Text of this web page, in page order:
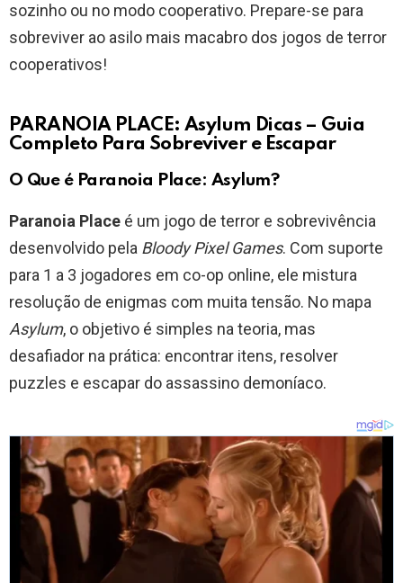
sozinho ou no modo cooperativo. Prepare-se para
sobreviver ao asilo mais macabro dos jogos de terror
cooperativos!
PARANOIA PLACE: Asylum Dicas – Guia
Completo Para Sobreviver e Escapar
O Que é Paranoia Place: Asylum?
Paranoia Place é um jogo de terror e sobrevivência
desenvolvido pela Bloody Pixel Games. Com suporte
para 1 a 3 jogadores em co-op online, ele mistura
resolução de enigmas com muita tensão. No mapa
Asylum, o objetivo é simples na teoria, mas
desafiador na prática: encontrar itens, resolver
puzzles e escapar do assassino demoníaco.